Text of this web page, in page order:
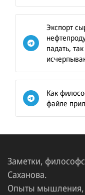
Экспорт
падать,
Как
файле
Заметки,
Саханова.
Опыты мышления,